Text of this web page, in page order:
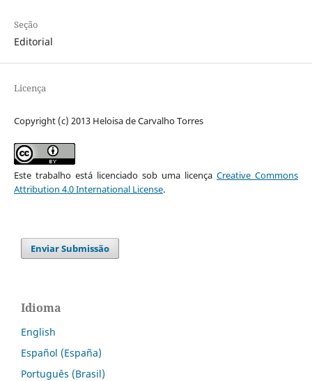
Seção
Editorial
Licença
Copyright (c) 2013 Heloisa de Carvalho Torres
Este trabalho está licenciado sob uma licençaCreative Commons
Attribution 4.0 International License.
Enviar Submissão
Idioma
English
Español (España)
Português (Brasil)